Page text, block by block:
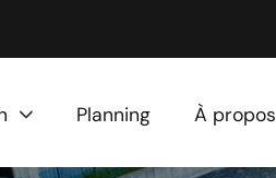
Planning À propos